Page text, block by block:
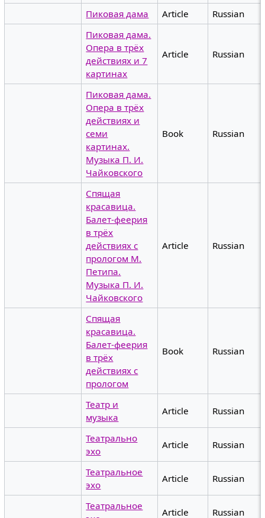
Пиковая дама Article
Russian
Пиковая дама.
Опера в трёх
действиях и 7
картинах
Article Russian
Пиковая дама.
Опера в трёх
действиях и
семи
картинах.
Музыка П. И.
Чайковского
Book Russian
Спящая
красавица.
Балет-феерия
в трёх
действиях с
прологом М.
Петипа.
Музыка П. И.
Чайковского
Article Russian
Спящая
красавица.
Балет-феерия
в трёх
действиях с
прологом
Book Russian
Театр и
музыка
Article Russian
Театрально
эхо
Article Russian
Театральное
эхо
Article Russian
Театральное
Article Russian